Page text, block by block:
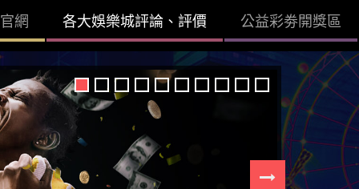
網 各大娛樂城評論、評價 公益彩劵開獎區